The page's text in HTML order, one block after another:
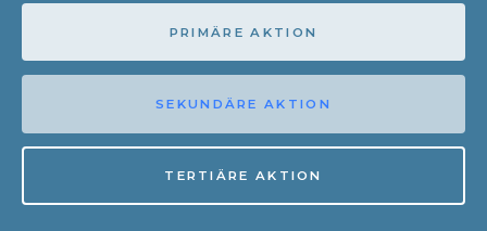
PRIMÄRE AKTION
SEKUNDÄRE AKTION
TERTIÄRE AKTION